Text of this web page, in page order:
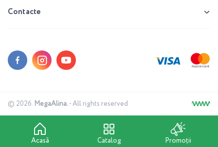
Contacte
© 2026. MegaAlina.- All rights reserved
Acasă Catalog Promoții